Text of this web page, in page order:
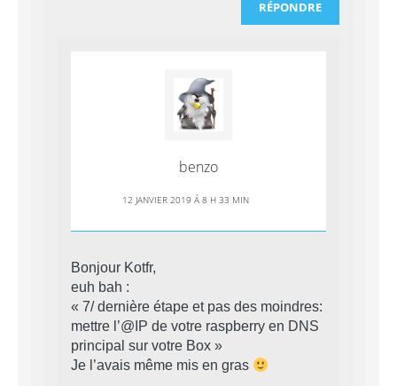
RÉPONDRE
benzo
12 JANVIER 2019 Á 8 H 33 MIN
Bonjour Kotfr,
euh bah :
« 7/ dernière étape et pas des moindres:
mettre l’@IP de votre raspberry en DNS
principal sur votre Box »
Je l’avais même mis en gras